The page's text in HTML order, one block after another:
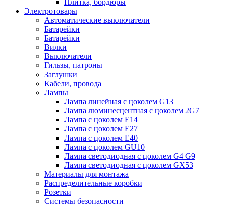
Электротовары
Автоматические выключатели
Батарейки
Батарейки
Вилки
Выключатели
Гильзы, патроны
Заглушки
Кабели, провода
Лампы
Лампа линейная с цоколем G13
Лампа люминесцентная с цоколем 2G7
Лампа с цоколем E14
Лампа с цоколем E27
Лампа с цоколем E40
Лампа с цоколем GU10
Лампа светодиодная с цоколем G4 G9
Лампа светодиодная с цоколем GX53
Материалы для монтажа
Распределительные коробки
Розетки
Системы безопасности